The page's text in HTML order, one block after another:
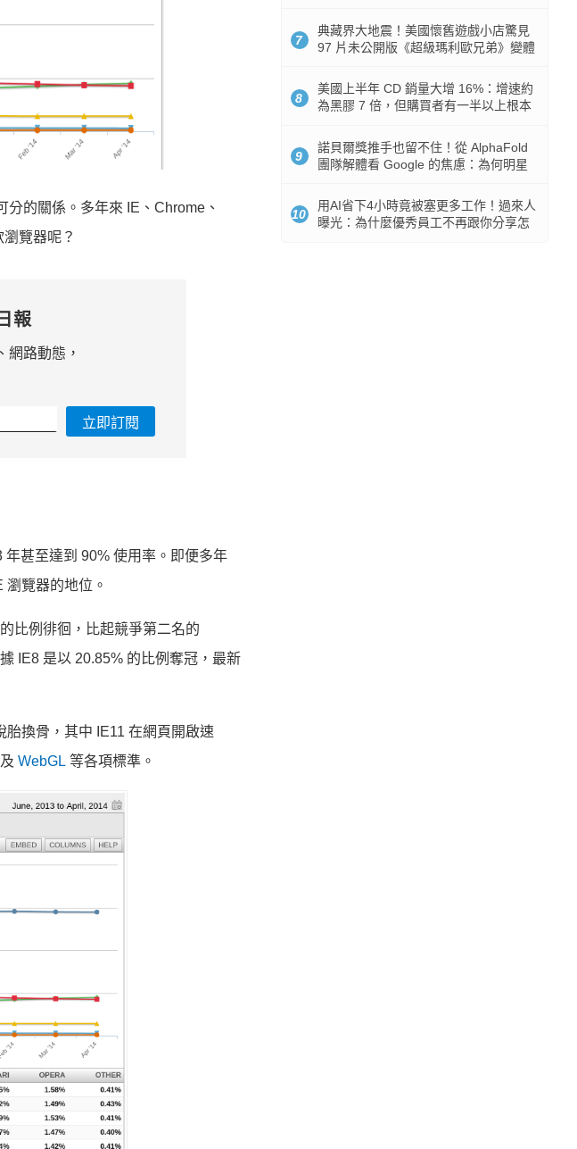
的關係。多年來 IE、Chrome、
覽器呢？
報
網路動態，
立即訂閱
甚至達到 90% 使用率。即便多年
覽器的地位。
比例徘徊，比起競爭第二名的
IE8 是以 20.85% 的比例奪冠，最新
換骨，其中 IE11 在網頁開啟速
WebGL 等各項標準。
7
典藏界大地震！美國懷舊遊戲小店驚見
97 片未公開版《超級瑪利歐兄弟》變體
8
美國上半年 CD 銷量大增 16%：增速約
為黑膠 7 倍，但購買者有一半以上根本
9
諾貝爾獎推手也留不住！從 AlphaFold
團隊解體看 Google 的焦慮：為何明星
10
用AI省下4小時竟被塞更多工作！過來人
曝光：為什麼優秀員工不再跟你分享怎